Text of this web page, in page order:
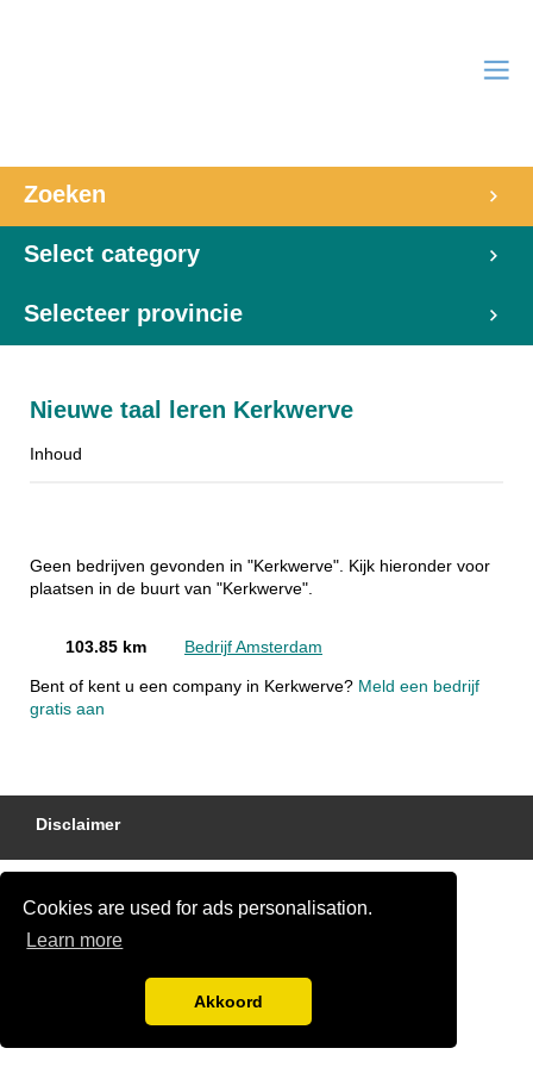
Cookies are used for ads personalisation.
Learn more
Akkoord
Zoeken
Select category
Selecteer provincie
Nieuwe taal leren Kerkwerve
Inhoud
Geen bedrijven gevonden in "Kerkwerve". Kijk hieronder voor
plaatsen in de buurt van "Kerkwerve".
103.85 km Bedrijf Amsterdam
Bent of kent u een company in Kerkwerve? Meld een bedrijf
gratis aan
Disclaimer